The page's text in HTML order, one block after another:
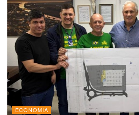
ECONOMIA